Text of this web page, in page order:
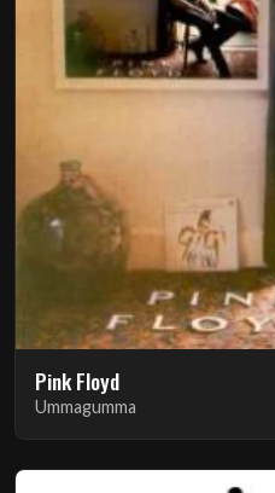
Pink Floyd
Ummagumma